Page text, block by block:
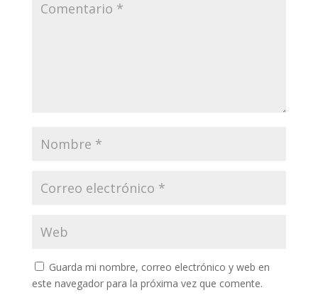
Guarda mi nombre, correo electrónico y web en
este navegador para la próxima vez que comente.